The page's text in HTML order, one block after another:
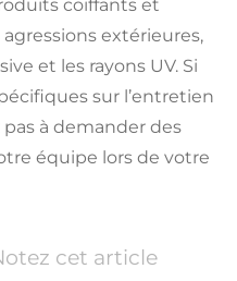
coiffants et
extérieures,
et les rayons UV. Si
sur l’entretien
à demander des
équipe lors de votre
cet article